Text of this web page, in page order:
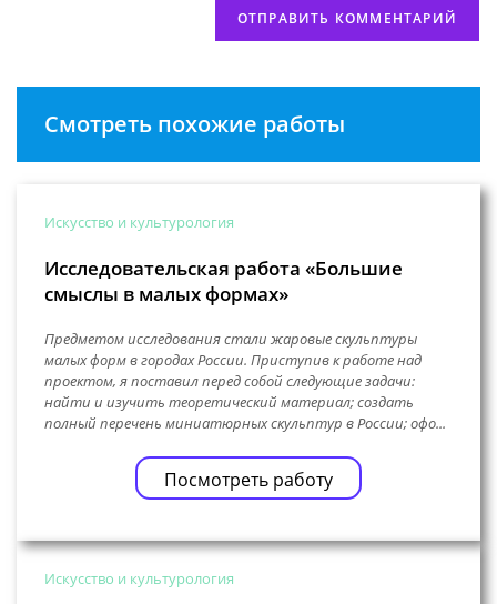
Смотреть похожие работы
Искусство и культурология
Исследовательская работа «Большие
смыслы в малых формах»
Предметом исследования стали жаровые скульптуры
малых форм в городах России. Приступив к работе над
проектом, я поставил перед собой следующие задачи:
найти и изучить теоретический материал; создать
полный перечень миниатюрных скульптур в России; офо...
Посмотреть работу
Искусство и культурология